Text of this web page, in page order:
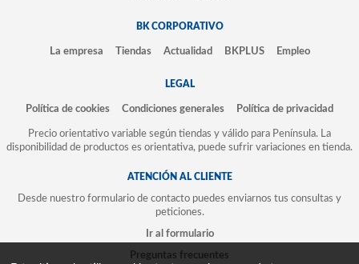
BK CORPORATIVO
La empresa Tiendas Actualidad BKPLUS Empleo
LEGAL
Política de cookies Condiciones generales Política de privacidad
Precio orientativo variable según tiendas y válido para Península. La
disponibilidad de productos es orientativa, puede sufrir variaciones en tienda.
ATENCIÓN AL CLIENTE
Desde nuestro formulario de contacto puedes enviarnos tus consultas y
peticiones.
Ir al formulario
Preguntas frecuentes